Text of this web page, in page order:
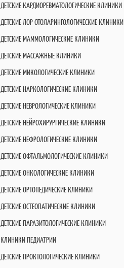
ДЕТСКИЕ КАРДИОРЕВМАТОЛОГИЧЕСКИЕ КЛИНИКИ
ДЕТСКИЕ ЛОР ОТОЛАРИНГОЛОГИЧЕСКИЕ КЛИНИКИ
ДЕТСКИЕ МАММОЛОГИЧЕСКИЕ КЛИНИКИ
ДЕТСКИЕ МАССАЖНЫЕ КЛИНИКИ
ДЕТСКИЕ МИКОЛОГИЧЕСКИЕ КЛИНИКИ
ДЕТСКИЕ НАРКОЛОГИЧЕСКИЕ КЛИНИКИ
ДЕТСКИЕ НЕВРОЛОГИЧЕСКИЕ КЛИНИКИ
ДЕТСКИЕ НЕЙРОХИРУРГИЧЕСКИЕ КЛИНИКИ
ДЕТСКИЕ НЕФРОЛОГИЧЕСКИЕ КЛИНИКИ
ДЕТСКИЕ ОФТАЛЬМОЛОГИЧЕСКИЕ КЛИНИКИ
ДЕТСКИЕ ОНКОЛОГИЧЕСКИЕ КЛИНИКИ
ДЕТСКИЕ ОРТОПЕДИЧЕСКИЕ КЛИНИКИ
ДЕТСКИЕ ОСТЕОПАТИЧЕСКИЕ КЛИНИКИ
ДЕТСКИЕ ПАРАЗИТОЛОГИЧЕСКИЕ КЛИНИКИ
КЛИНИКИ ПЕДИАТРИИ
ДЕТСКИЕ ПРОКТОЛОГИЧЕСКИЕ КЛИНИКИ